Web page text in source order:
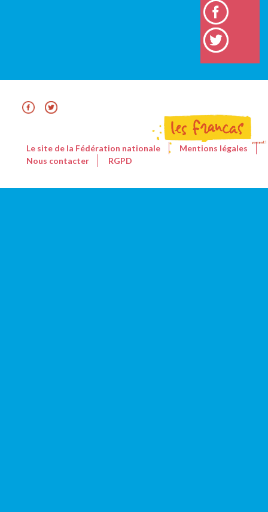
Le site de la Fédération nationale
Mentions légales
Nous contacter
RGPD